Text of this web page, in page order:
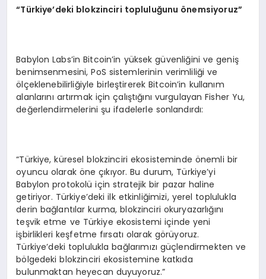
“Türkiye’deki blokzinciri topluluğunu önemsiyoruz”
Babylon Labs’in Bitcoin’in yüksek güvenliğini ve geniş
benimsenmesini, PoS sistemlerinin verimliliği ve
ölçeklenebilirliğiyle birleştirerek Bitcoin’in kullanım
alanlarını artırmak için çalıştığını vurgulayan Fisher Yu,
değerlendirmelerini şu ifadelerle sonlandırdı:
“Türkiye, küresel blokzinciri ekosisteminde önemli bir
oyuncu olarak öne çıkıyor. Bu durum, Türkiye’yi
Babylon protokolü için stratejik bir pazar haline
getiriyor. Türkiye’deki ilk etkinliğimizi, yerel toplulukla
derin bağlantılar kurma, blokzinciri okuryazarlığını
teşvik etme ve Türkiye ekosistemi içinde yeni
işbirlikleri keşfetme fırsatı olarak görüyoruz.
Türkiye’deki toplulukla bağlarımızı güçlendirmekten ve
bölgedeki blokzinciri ekosistemine katkıda
bulunmaktan heyecan duyuyoruz.”